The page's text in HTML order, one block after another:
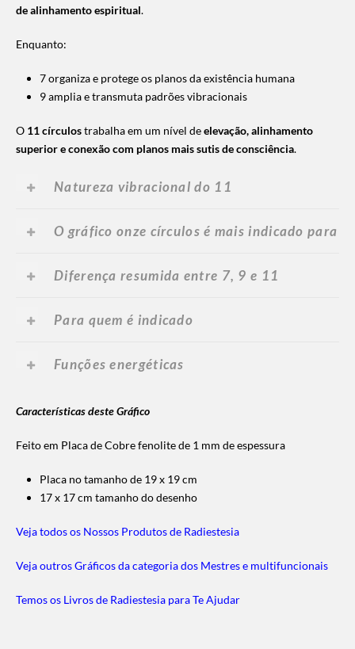
de alinhamento espiritual.
Enquanto:
7 organiza e protege os planos da existência humana
9 amplia e transmuta padrões vibracionais
O 11 círculostrabalha em um nível deelevação, alinhamento
superior e conexão com planos mais sutis de consciência.
Natureza vibracional do 11
O gráfico onze círculos é mais indicado para
Diferença resumida entre 7, 9 e 11
Para quem é indicado
Funções energéticas
Características deste Gráfico
Feito em Placa de Cobre fenolite de 1 mm de espessura
Placa no tamanho de 19 x 19 cm
17 x 17 cm tamanho do desenho
Veja todos os Nossos Produtos de Radiestesia
Veja outros Gráficos da categoria dos Mestres e multifuncionais
Temos os Livros de Radiestesia para Te Ajudar